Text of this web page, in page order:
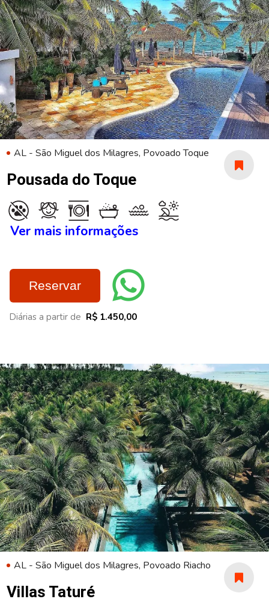
AL - São Miguel dos Milagres, Povoado Toque
Pousada do Toque
Ver mais informações
Reservar
Diárias a partir de R$ 1.450,00
AL - São Miguel dos Milagres, Povoado Riacho
Villas Taturé